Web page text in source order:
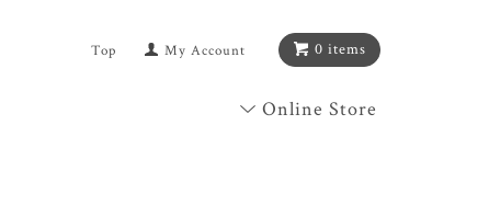
0 items
Top My Account
Online Store